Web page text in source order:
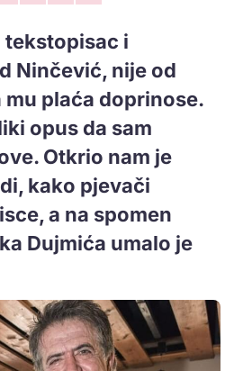
i
Ninčević, nije od
plaća doprinose.
opus da sam
Otkrio nam je
kako pjevači
a na spomen
Dujmića umalo je